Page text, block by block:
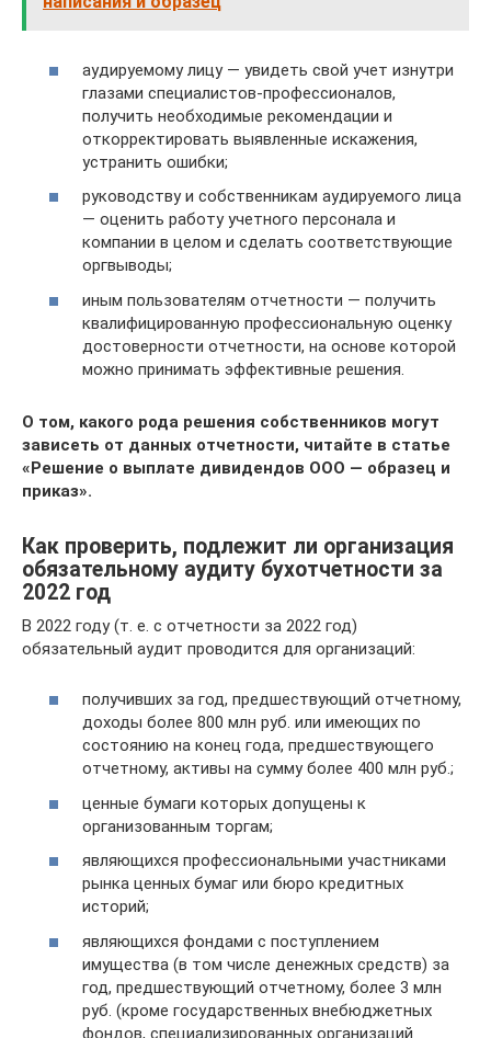
аудируемому лицу — увидеть свой учет изнутри
глазами специалистов-профессионалов,
получить необходимые рекомендации и
откорректировать выявленные искажения,
устранить ошибки;
руководству и собственникам аудируемого лица
— оценить работу учетного персонала и
компании в целом и сделать соответствующие
оргвыводы;
иным пользователям отчетности — получить
квалифицированную профессиональную оценку
достоверности отчетности, на основе которой
можно принимать эффективные решения.
О том, какого рода решения собственников могут
зависеть от данных отчетности, читайте в статье
«Решение о выплате дивидендов ООО — образец и
приказ».
Как проверить, подлежит ли организация
обязательному аудиту бухотчетности за
2022 год
В 2022 году (т. е. с отчетности за 2022 год)
обязательный аудит проводится для организаций:
получивших за год, предшествующий отчетному,
доходы более 800 млн руб. или имеющих по
состоянию на конец года, предшествующего
отчетному, активы на сумму более 400 млн руб.;
ценные бумаги которых допущены к
организованным торгам;
являющихся профессиональными участниками
рынка ценных бумаг или бюро кредитных
историй;
являющихся фондами с поступлением
имущества (в том числе денежных средств) за
год, предшествующий отчетному, более 3 млн
руб. (кроме государственных внебюджетных
фондов, специализированных организаций